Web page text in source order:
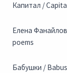
Капитал /
Елена
poems
Бабушки /